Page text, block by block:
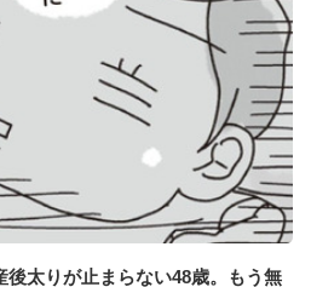
太りが止まらない48歳。もう無